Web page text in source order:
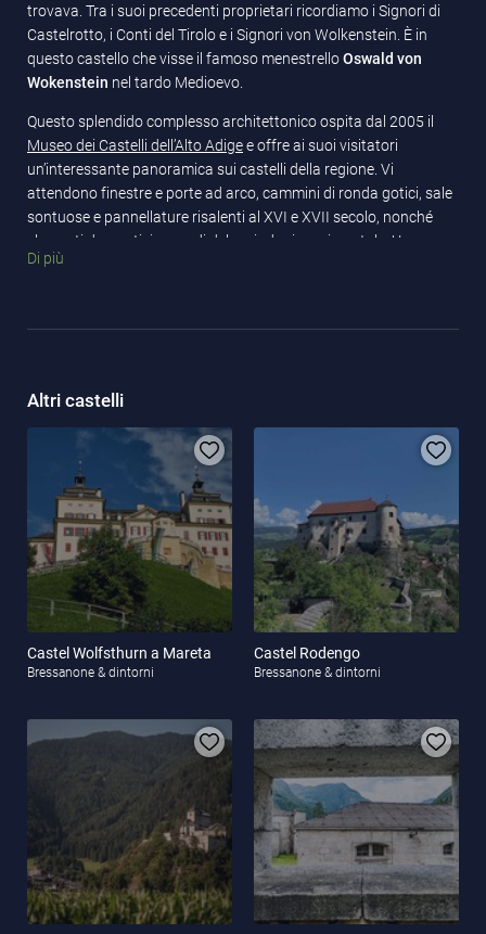
trovava. Tra i suoi precedenti proprietari ricordiamo i Signori di
Castelrotto, i Conti del Tirolo e i Signori von Wolkenstein. È in
questo castello che visse il famoso menestrelloOswald von
Wokenstein nel tardo Medioevo.
Questo splendido complesso architettonico ospita dal 2005 il
Museo dei Castelli dell’Alto Adigee offre ai suoi visitatori
un’interessante panoramica sui castelli della regione. Vi
attendono finestre e porte ad arco, cammini di ronda gotici, sale
sontuose e pannellature risalenti al XVI e XVII secolo, nonché
elementi decorativi e arredi del periodo rinascimentale. Un
notevole patrimonio artistico, che vale la pena ammirare di
Di più
Altri castelli
Castel Wolfsthurn a Mareta
Bressanone & dintorni
Castel Rodengo
Bressanone & dintorni